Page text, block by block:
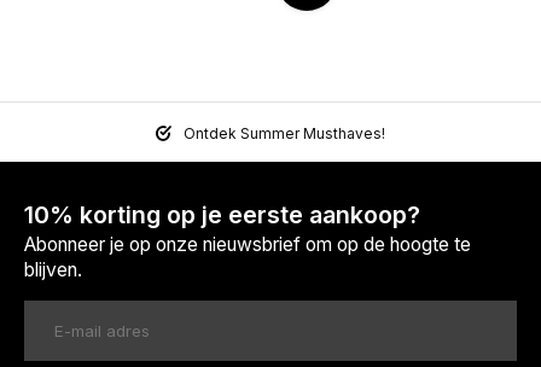
Ontdek Summer Musthaves!
10% korting op je eerste aankoop?
Abonneer je op onze nieuwsbrief om op de hoogte te
blijven.